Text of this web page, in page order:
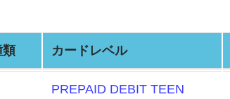
類 カードレベル
PREPAID DEBIT TEEN